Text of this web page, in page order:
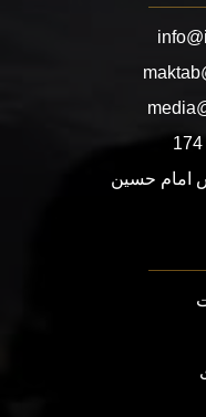
174
امام حسین